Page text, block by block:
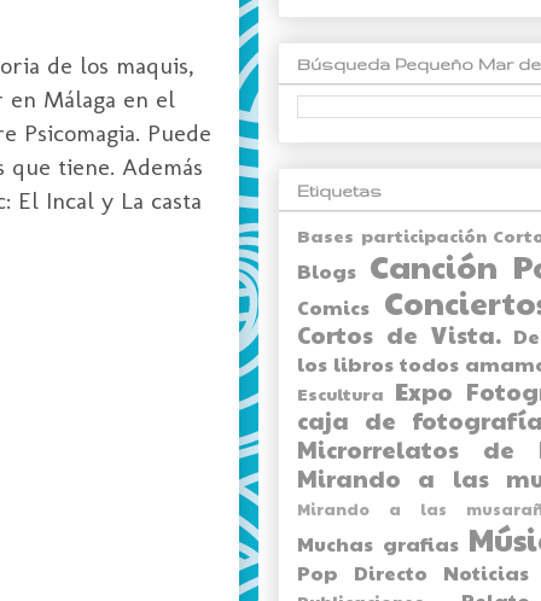
de los maquis,
Málaga en el
Psicomagia. Puede
tiene. Además
El Incal y La casta
Búsqueda Pequeño Mar
Etiquetas
Bases participación
Blogs Canción
Comics
Cortos de Vista.
los libros todos
Escultura Expo
caja de
Microrrelatos de
Mirando a las
Mirando a las
Muchas grafias
Pop Directo Noticias